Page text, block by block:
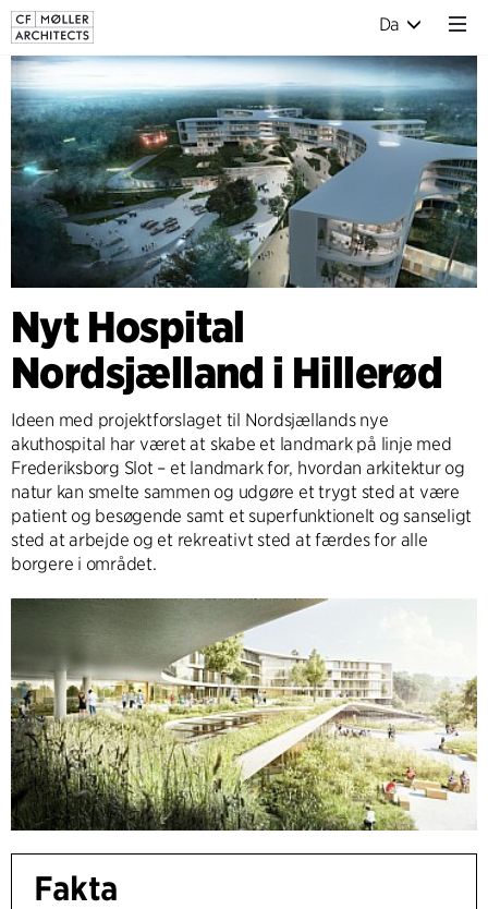
Da
Nyt Hospital
Nordsjælland i Hillerød
Ideen med projektforslaget til Nordsjællands nye
akuthospital har været at skabe et landmark på linje med
Frederiksborg Slot – et landmark for, hvordan arkitektur og
natur kan smelte sammen og udgøre et trygt sted at være
patient og besøgende samt et superfunktionelt og sanseligt
sted at arbejde og et rekreativt sted at færdes for alle
borgere i området.
Fakta